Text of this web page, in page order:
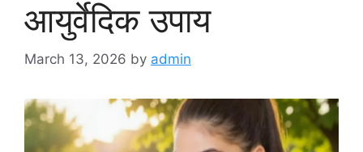
आयुर्वेदिक उपाय
March 13, 2026 by admin